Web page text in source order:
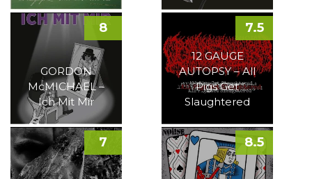
GORDON
McMICHAEL –
Ich Mit Mir
8
12 GAUGE
AUTOPSY – All
Pigs Get
Slaughtered
7.5
7 8.5